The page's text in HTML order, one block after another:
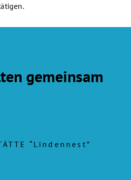
gemeinsam
“Lindennest”